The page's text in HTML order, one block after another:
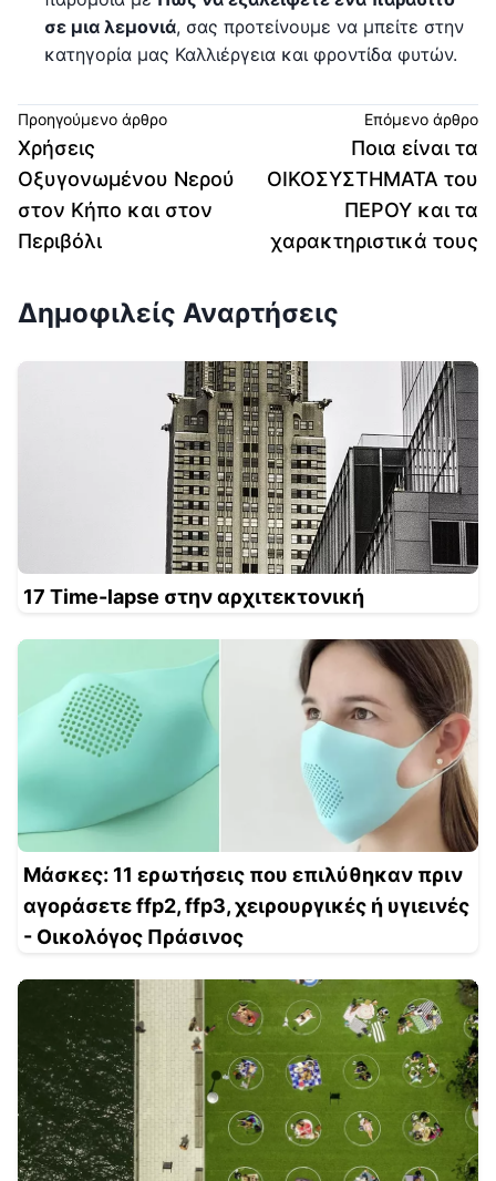
σε μια λεμονιά, σας προτείνουμε να μπείτε στην
κατηγορία μας Καλλιέργεια και φροντίδα φυτών.
Προηγούμενο άρθρο
Χρήσεις
Οξυγονωμένου Νερού
στον Κήπο και στον
Περιβόλι
Επόμενο άρθρο
Ποια είναι τα
ΟΙΚΟΣΥΣΤΗΜΑΤΑ του
ΠΕΡΟΥ και τα
χαρακτηριστικά τους
Δημοφιλείς Αναρτήσεις
17 Time-lapse στην αρχιτεκτονική
Μάσκες: 11 ερωτήσεις που επιλύθηκαν πριν
αγοράσετε ffp2, ffp3, χειρουργικές ή υγιεινές
- Οικολόγος Πράσινος